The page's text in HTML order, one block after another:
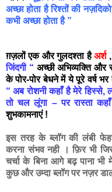
अच्छा होता है रिश्तों की
कभी अच्छा होता है ”
ग़ज़लों एक और गुलदश्ता हैअर्श,
जिंदगी “ अच्छी अभिव्यक्ति
के पोर-पोर बेधने में ये पूरे वर्ष
“ अब रोशनी कहाँ है मेरे
तो चल लूंगा – पर रास्ता
शुभकामनाएं !
इस तरह के ब्लॉग की लंबी
करना संभव नही । फ़िर भी
चर्चा के बिना आगे बढ़ पाना
कुछ और उम्दा ब्लॉग पर नज़र